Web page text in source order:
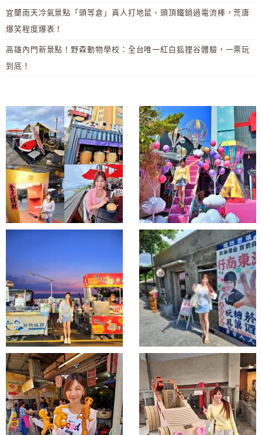
宜蘭雨天冷氣景點「頭等倉」真人打地鼠、頭頂鐵鍋過電流棒，荒唐
爆笑程度爆表！
高雄內門新景點！野森動物學校：全台唯一紅白狐狸谷體驗，一票玩
到底！